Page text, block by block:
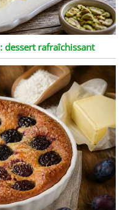
dessert rafraîchissant